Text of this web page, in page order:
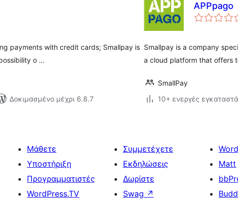
payments with credit cards; Smallpay is
o …
Δοκιμασμένο μέχρι 6.8.7
APPpago
Smallpay is a company
a cloud platform that offers
SmallPay
10+ ενεργές
Μάθετε
Υποστήριξη
Προγραμματιστές
WordPress.TV
Συμμετέχετε
Εκδηλώσεις
Δωρίστε
Swag ↗
Matt